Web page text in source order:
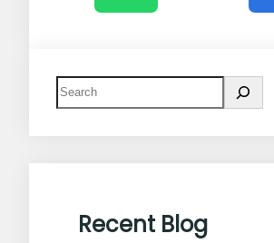
Recent Blog